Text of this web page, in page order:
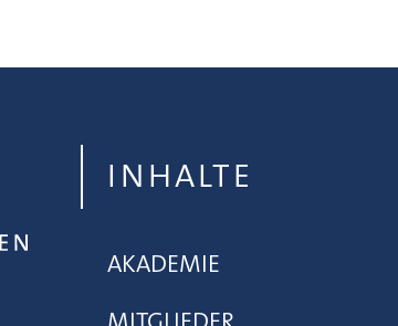
INHALTE
AKADEMIE